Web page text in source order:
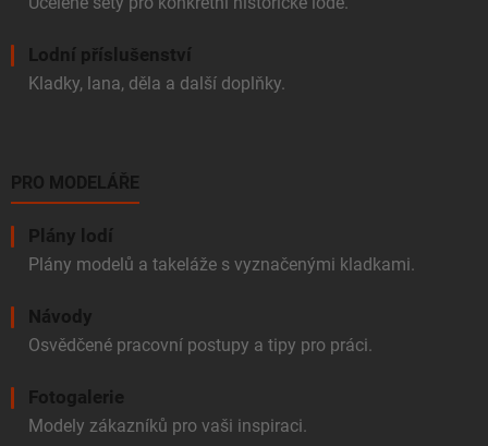
Lodní příslušenství
Kladky, lana, děla a další doplňky.
PRO MODELÁŘE
Plány lodí
Plány modelů a takeláže s vyznačenými kladkami.
Návody
Osvědčené pracovní postupy a tipy pro práci.
Fotogalerie
Modely zákazníků pro vaši inspiraci.